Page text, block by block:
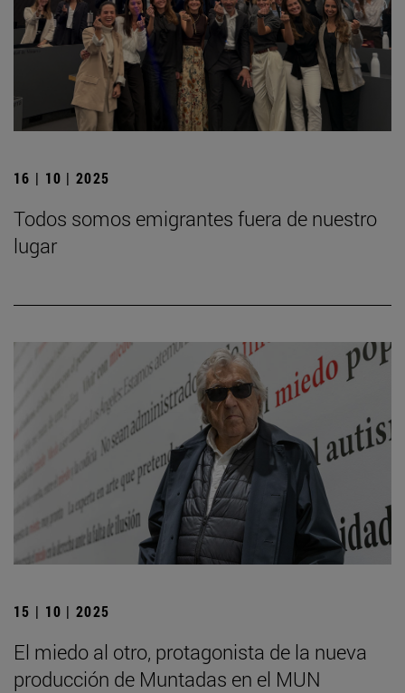
16 | 10 | 2025
Todos somos emigrantes fuera de nuestro
lugar
15 | 10 | 2025
El miedo al otro, protagonista de la nueva
producción de Muntadas en el MUN